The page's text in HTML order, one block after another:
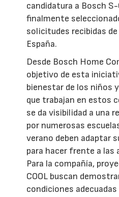
candidatura a Bosch
finalmente
solicitudes recibidas
España.
Desde Bosch Home
objetivo de esta
bienestar de los niños
que trabajan en estos
se da visibilidad a una
por numerosas
verano deben adaptar
para hacer frente a
Para la compañía,
COOL buscan
condiciones